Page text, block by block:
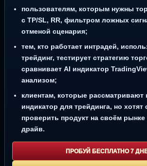
пользователям, которым нужны
с TP/SL, RR, фильтром ложных
отменой сценария;
тем, кто работает интрадей,
трейдинг, тестирует стратегию
сравнивает AI индикатор
анализом;
клиентам, которые рассматривают
индикатор для трейдинга, но хотят
проверить продукт на своём рынке
драйв.
ПРОБУЙ БЕСПЛАТНО 7